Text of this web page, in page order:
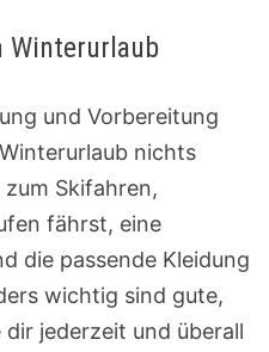
Winterurlaub
und Vorbereitung
nichts
zum Skifahren,
fährst, eine
die passende Kleidung
wichtig sind gute,
jederzeit und überall